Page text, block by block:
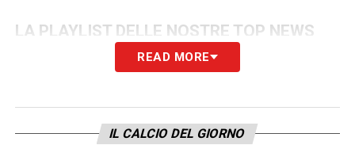
LA PLAYLIST DELLE NOSTRE TOP NEWS
READ MORE
IL CALCIO DEL GIORNO